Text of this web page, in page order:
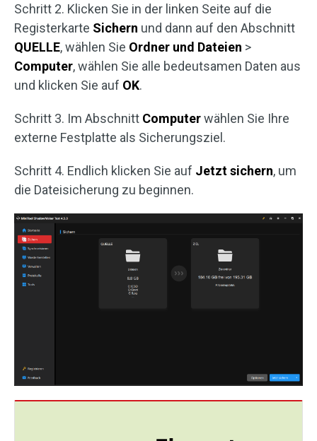
Schritt 2. Klicken Sie in der linken Seite auf die
Registerkarte Sichern und dann auf den Abschnitt
QUELLE, wählen Sie Ordner und Dateien >
Computer, wählen Sie alle bedeutsamen Daten aus
und klicken Sie auf OK.
Schritt 3. Im Abschnitt Computerwählen Sie Ihre
externe Festplatte als Sicherungsziel.
Schritt 4. Endlich klicken Sie auf Jetzt sichern, um
die Dateisicherung zu beginnen.